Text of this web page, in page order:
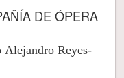
DE ÓPERA
Reyes-